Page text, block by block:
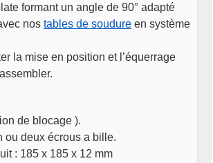
formant un angle de 90° adapté
nostables de soudure en système
la mise en position et l’équerrage
de blocage ).
ou deux écrous a bille.
: 185 x 185 x 12 mm